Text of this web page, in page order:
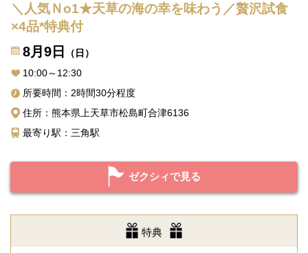
＼人気Ｎo1★天草の海の幸を味わう／贅沢試食
×4品*特典付
8月9日
（日）
10:00～12:30
所要時間：2時間30分程度
住所：熊本県上天草市松島町合津6136
最寄り駅：三角駅
ゼクシィで見る
特典